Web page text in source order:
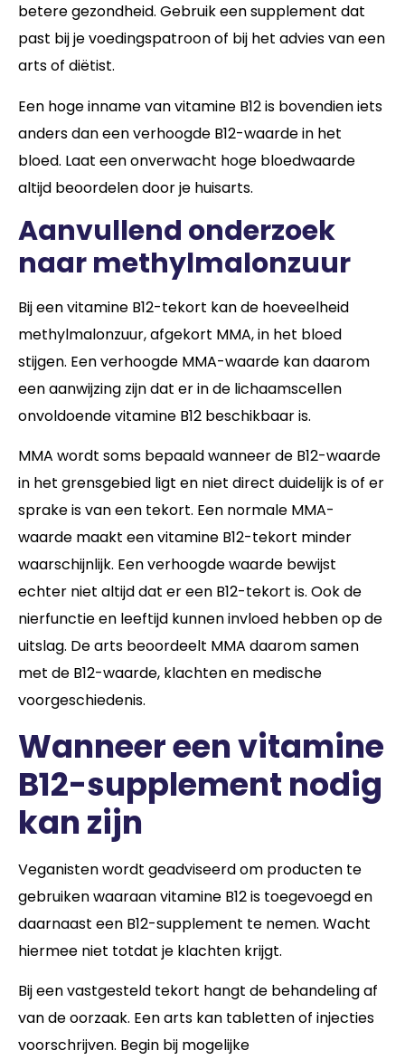
betere gezondheid. Gebruik een supplement dat
past bij je voedingspatroon of bij het advies van een
arts of diëtist.
Een hoge inname van vitamine B12 is bovendien iets
anders dan een verhoogde B12-waarde in het
bloed. Laat een onverwacht hoge bloedwaarde
altijd beoordelen door je huisarts.
Aanvullend onderzoek
naar methylmalonzuur
Bij een vitamine B12-tekort kan de hoeveelheid
methylmalonzuur, afgekort MMA, in het bloed
stijgen. Een verhoogde MMA-waarde kan daarom
een aanwijzing zijn dat er in de lichaamscellen
onvoldoende vitamine B12 beschikbaar is.
MMA wordt soms bepaald wanneer de B12-waarde
in het grensgebied ligt en niet direct duidelijk is of er
sprake is van een tekort. Een normale MMA-
waarde maakt een vitamine B12-tekort minder
waarschijnlijk. Een verhoogde waarde bewijst
echter niet altijd dat er een B12-tekort is. Ook de
nierfunctie en leeftijd kunnen invloed hebben op de
uitslag. De arts beoordeelt MMA daarom samen
met de B12-waarde, klachten en medische
voorgeschiedenis.
Wanneer een vitamine
B12-supplement nodig
kan zijn
Veganisten wordt geadviseerd om producten te
gebruiken waaraan vitamine B12 is toegevoegd en
daarnaast een B12-supplement te nemen. Wacht
hiermee niet totdat je klachten krijgt.
Bij een vastgesteld tekort hangt de behandeling af
van de oorzaak. Een arts kan tabletten of injecties
voorschrijven. Begin bij mogelijke